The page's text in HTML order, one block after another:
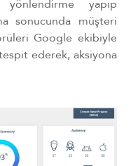
yapıp
sonucunda müşteri
Google ekibiyle
ederek, aksiyona